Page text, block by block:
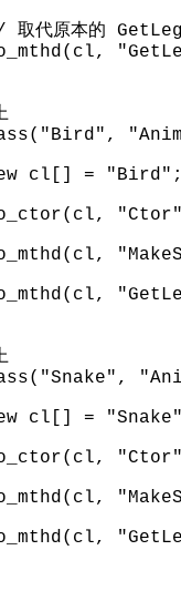
本的 GetLegs
=
"Ctor",
=
"Ctor",